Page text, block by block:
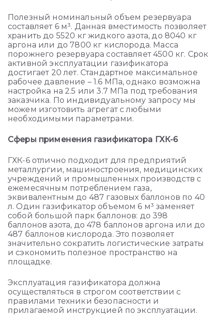
Полезный номинальный объем резервуара
составляет 6 м³. Данная вместимость позволяет
хранить до 5520 кг жидкого азота, до 8040 кг
аргона или до 7800 кг кислорода. Масса
порожнего резервуара составляет 4500 кг. Срок
активной эксплуатации газификатора
достигает 20 лет. Стандартное максимальное
рабочее давление – 1.6 МПа, однако возможна
настройка на 2.5 или 3.7 МПа под требования
заказчика. По индивидуальному запросу мы
можем изготовить агрегат с любыми
необходимыми параметрами.
Сферы применения газификатора ГХК-6
ГХК-6 отлично подходит для предприятий
металлургии, машиностроения, медицинских
учреждений и промышленных производств с
ежемесячным потреблением газа,
эквивалентным до 487 газовых баллонов по 40
л. Один газификатор объемом 6 м³ заменяет
собой большой парк баллонов: до 398
баллонов азота, до 478 баллонов аргона или до
487 баллонов кислорода. Это позволяет
значительно сократить логистические затраты
и сэкономить полезное пространство на
площадке.
Эксплуатация газификатора должна
осуществляться в строгом соответствии с
правилами техники безопасности и
прилагаемой инструкцией по эксплуатации.